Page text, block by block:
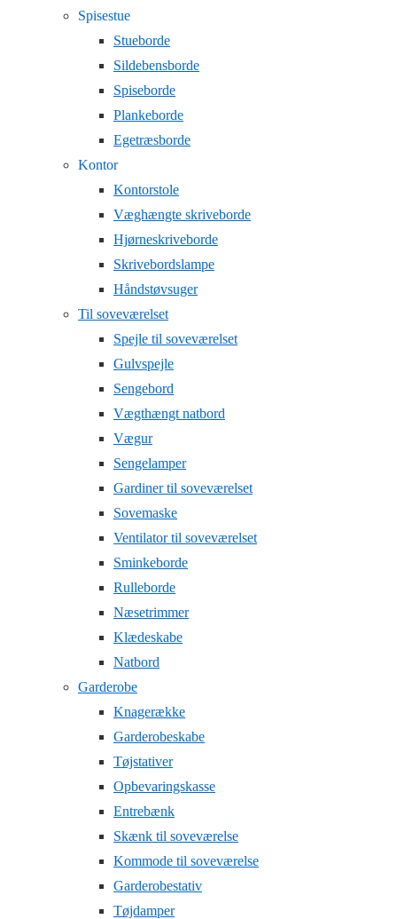
Spisestue
Stueborde
Sildebensborde
Spiseborde
Plankeborde
Egetræsborde
Kontor
Kontorstole
Væghængte skriveborde
Hjørneskriveborde
Skrivebordslampe
Håndstøvsuger
Til soveværelset
Spejle til soveværelset
Gulvspejle
Sengebord
Vægthængt natbord
Vægur
Sengelamper
Gardiner til soveværelset
Sovemaske
Ventilator til soveværelset
Sminkeborde
Rulleborde
Næsetrimmer
Klædeskabe
Natbord
Garderobe
Knagerække
Garderobeskabe
Tøjstativer
Opbevaringskasse
Entrebænk
Skænk til soveværelse
Kommode til soveværelse
Garderobestativ
Tøjdamper